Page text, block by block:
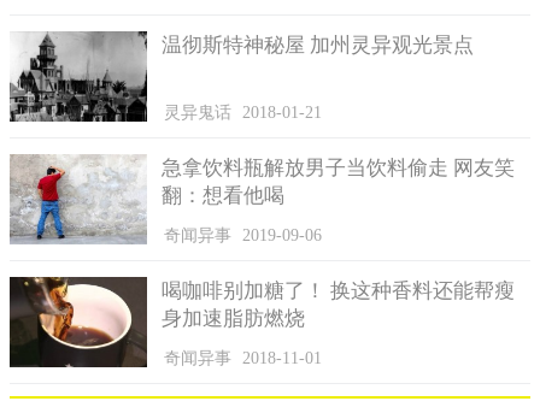
时，例如：准备考试、面试、旅游等，亲友会在那个人背后对他
洒水，并说祝你好运，来帮对方祈求好运气。而俄罗斯人则相
信，被鸟屎砸中会发财，而且若被越多鸟屎砸中，财运就越旺，
温彻斯特神秘屋 加州灵异观光景点
灵异鬼话 2018-01-21
急拿饮料瓶解放男子当饮料偷走 网友笑
翻：想看他喝
奇闻异事 2019-09-06
喝咖啡别加糖了！ 换这种香料还能帮瘦
身加速脂肪燃烧
奇闻异事 2018-11-01